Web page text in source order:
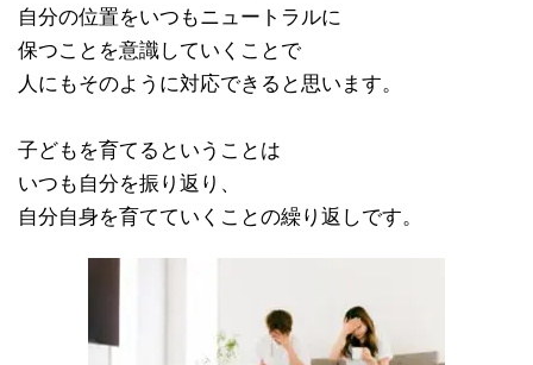
自分の位置をいつもニュートラルに
保つことを意識していくことで
人にもそのように対応できると思います。
子どもを育てるということは
いつも自分を振り返り、
自分自身を育てていくことの繰り返しです。